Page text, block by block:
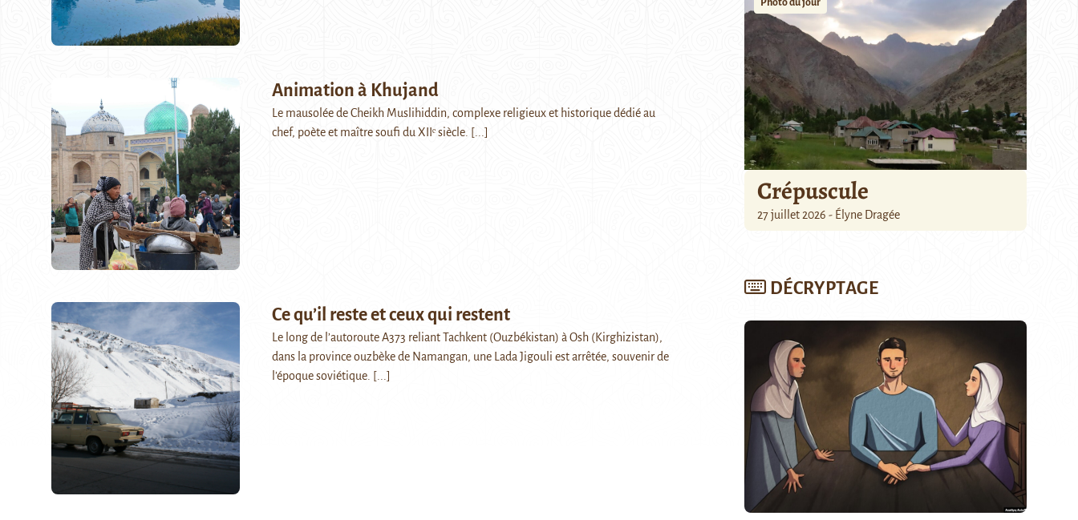
Animation à Khujand
Le mausolée de Cheikh Muslihiddin, complexe religieux et historique dédié au
chef, poète et maître soufi du XIIᵉ siècle. [...]
Ce qu’il reste et ceux qui restent
Le long de l’autoroute A373 reliant Tachkent (Ouzbékistan) à Osh (Kirghizistan),
dans la province ouzbèke de Namangan, une Lada Jigouli est arrêtée, souvenir de
l’époque soviétique. [...]
Photo du jour
Crépuscule
27 juillet 2026 - Élyne Dragée
DÉCRYPTAGE